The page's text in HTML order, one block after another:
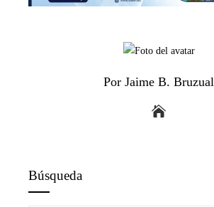
Por Jaime B. Bruzual
Búsqueda